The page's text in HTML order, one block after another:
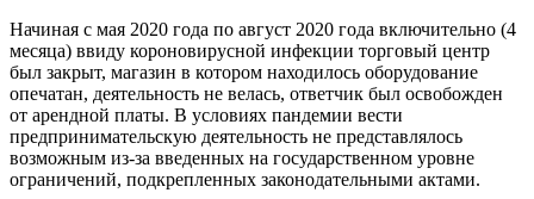
Начиная с мая 2020 года по август 2020 года включительно (4
месяца) ввиду короновирусной инфекции торговый центр
был закрыт, магазин в котором находилось оборудование
опечатан, деятельность не велась, ответчик был освобожден
от арендной платы. В условиях пандемии вести
предпринимательскую деятельность не представлялось
возможным из-за введенных на государственном уровне
ограничений, подкрепленных законодательными актами.